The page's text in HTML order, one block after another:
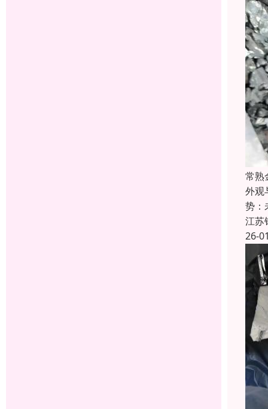
常熟
外观
势：
江苏
26-